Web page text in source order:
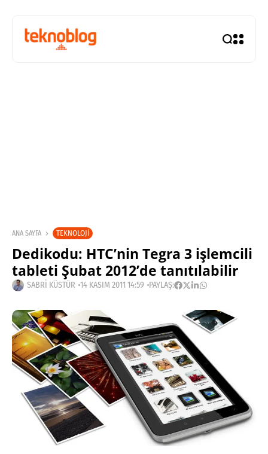
ANA SAYFA TEKNOLOJI
Dedikodu: HTC’nin Tegra 3 işlemcili
tableti Şubat 2012’de tanıtılabilir
SABRI KÜSTÜR 14 KASIM 2011 14:59 PAYLAŞ: